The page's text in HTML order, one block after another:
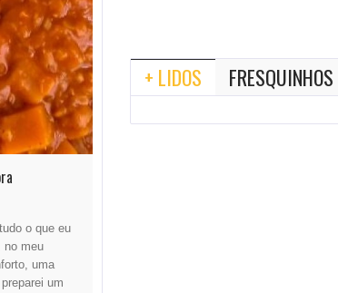
o que eu
no meu
uma
um
+ LIDOS FRESQUINHOS